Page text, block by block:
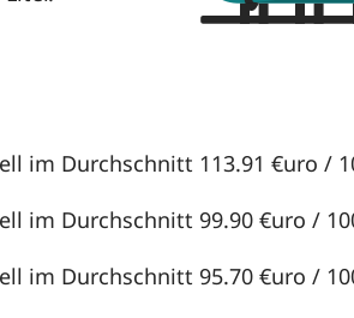
im Durchschnitt 113.91 €uro /
im Durchschnitt 99.90 €uro /
im Durchschnitt 95.70 €uro /